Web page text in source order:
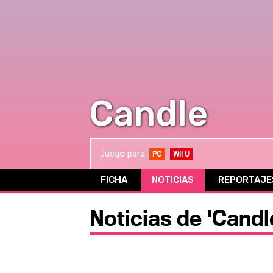
Candle
Juego para: PC Wii U
FICHA NOTICIAS
Noticias de